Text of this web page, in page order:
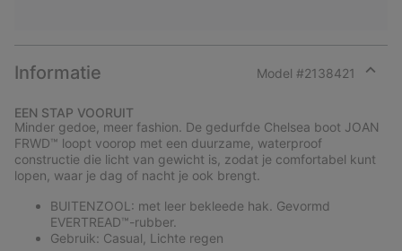
Informatie Model #2138421
section
EEN STAP VOORUIT
Minder gedoe, meer fashion. De gedurfde Chelsea boot JOAN
FRWD™ loopt voorop met een duurzame, waterproof
constructie die licht van gewicht is, zodat je comfortabel kunt
lopen, waar je dag of nacht je ook brengt.
BUITENZOOL: met leer bekleede hak. Gevormd
EVERTREAD™-rubber.
Gebruik: Casual, Lichte regen